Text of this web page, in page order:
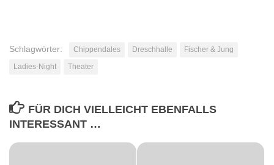
Schlagwörter: Chippendales Dreschhalle
Fischer & Jung
Ladies-Night
Theater
FÜR DICH VIELLEICHT EBENFALLS
INTERESSANT …